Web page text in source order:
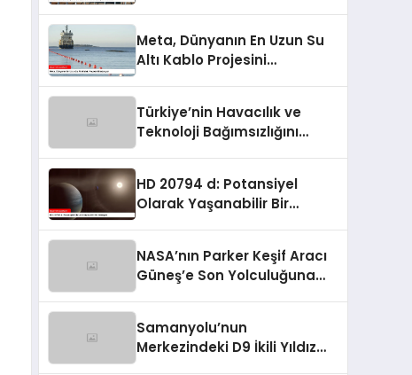
Meta, Dünyanın En Uzun Su
Altı Kablo Projesini
Türkiye’nin Havacılık ve
Teknoloji Bağımsızlığını
HD 20794 d: Potansiyel
Olarak Yaşanabilir Bir
NASA’nın Parker Keşif Aracı
Güneş’e Son Yolculuğuna
Samanyolu’nun
Merkezindeki D9 İkili Yıldız